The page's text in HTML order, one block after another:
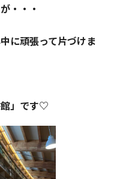
・・・
に頑張って片づけま
館」です♡